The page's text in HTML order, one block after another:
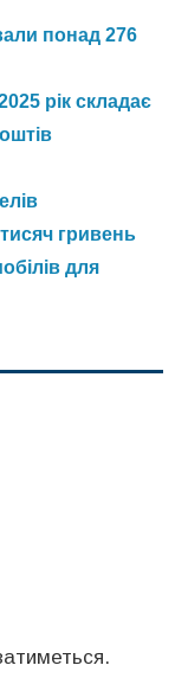
понад 276
рік складає
гривень
для